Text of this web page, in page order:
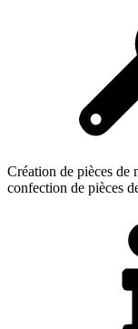
Création de pièces de
confection de pièces